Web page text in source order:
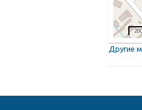
Другие